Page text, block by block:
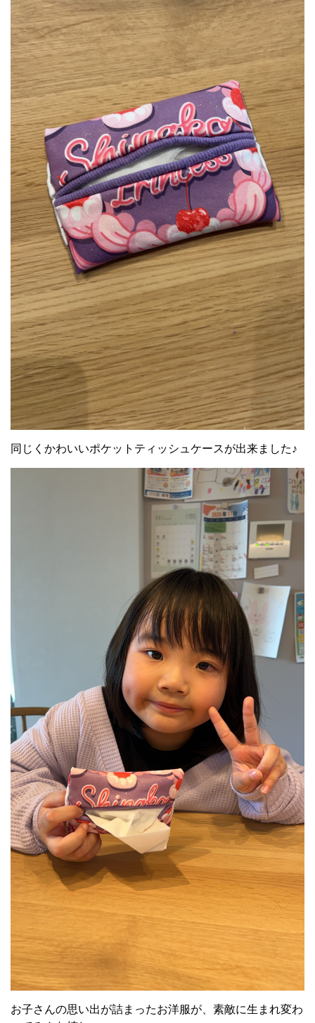
同じくかわいいポケットティッシュケースが出来ました♪
お子さんの思い出が詰まったお洋服が、素敵に生まれ変わ